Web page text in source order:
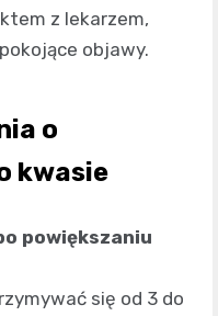
z lekarzem,
objawy.
o
kwasie
powiększaniu
się od 3 do